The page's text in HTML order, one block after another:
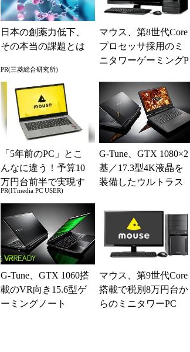
日本の創薬力低下、
その本当の課題とは
PR(三菱総合研究所)
マウス、第8世代Core
プロセッサ採用のミ
ニタワーゲーミングP
「5年前のPC」とこ
んなに違う！予算10
万円台前半で実現す
る快適PCライフ
PR(ITmedia PC USER)
G-Tune、GTX 1080×2
基／17.3型4K液晶を
装備したウルトラス
G-Tune、GTX 1060搭
載のVR向き15.6型ゲ
ーミングノート
マウス、第9世代Core
搭載で税別8万円台か
らのミニタワーPC